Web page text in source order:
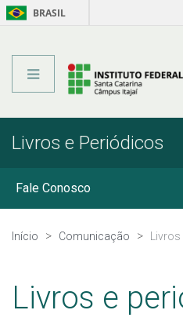
BRASIL
Livros e Periódicos
Fale Conosco
Perguntas frequentes
Livros e Periódicos
Início Comunicação
Livros e